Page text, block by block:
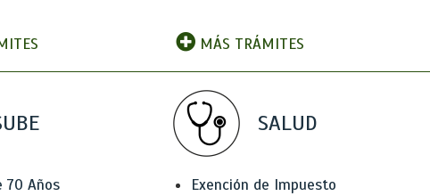
MÁS TRÁMITES
70 Años
SALUD
Exención de Impuesto